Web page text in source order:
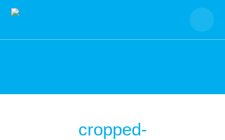
to
cropped-